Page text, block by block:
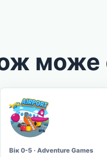
може
Вік 0-5 · Adventure Games